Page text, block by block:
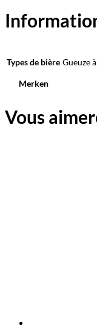
Types de bière Gueuze
Merken
Vous